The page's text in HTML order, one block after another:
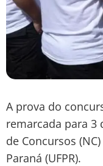
A prova do
remarcada para 3
de Concursos
Paraná (UFPR).